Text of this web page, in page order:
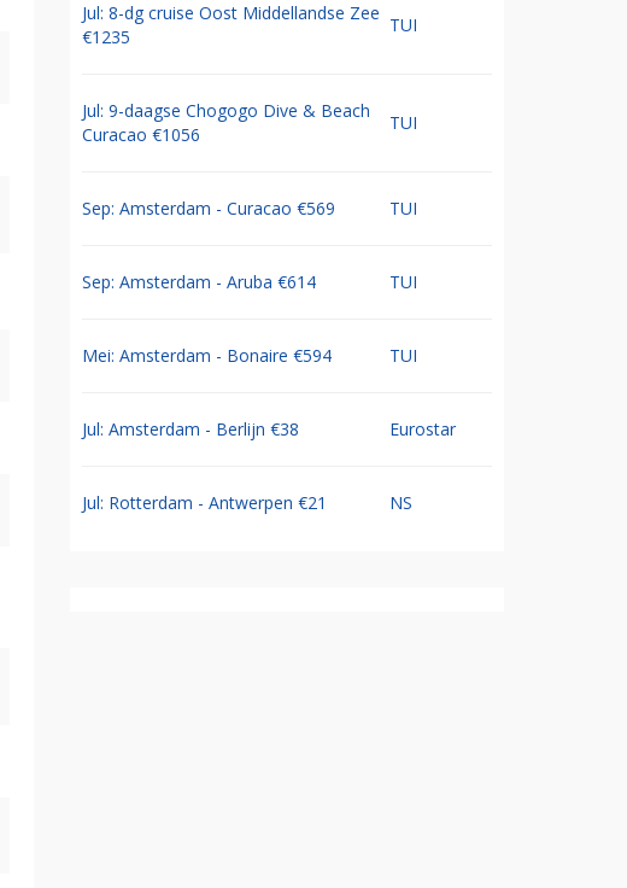
Jul: 8-dg cruise Oost Middellandse Zee
€1235
TUI
Jul: 9-daagse Chogogo Dive & Beach
Curacao €1056
TUI
Sep: Amsterdam - Curacao €569 TUI
Sep: Amsterdam - Aruba €614 TUI
Mei: Amsterdam - Bonaire €594 TUI
Jul: Amsterdam - Berlijn €38 Eurostar
Jul: Rotterdam - Antwerpen €21 NS